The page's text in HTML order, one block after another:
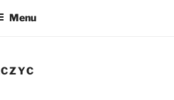
Menu